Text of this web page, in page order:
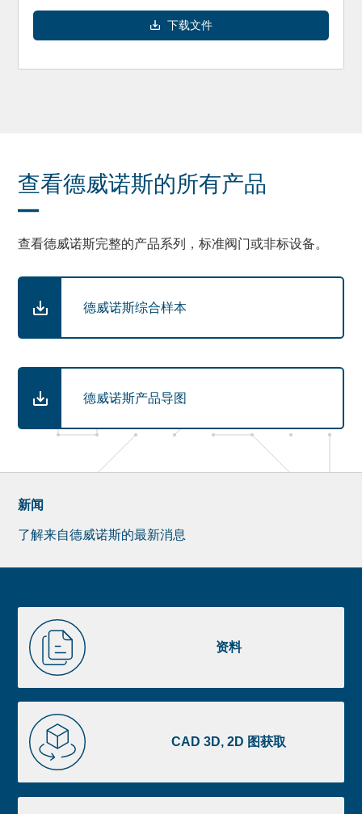
下载文件
查看德威诺斯的所有产品
查看德威诺斯完整的产品系列，标准阀门或非标设备。
德威诺斯综合样本
德威诺斯产品导图
新闻
了解来自德威诺斯的最新消息
footer
image
footer
资料
料
CAD 3D, 2D 图获取
CAD
3D,
2D
图